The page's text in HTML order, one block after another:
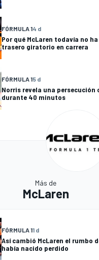
FÓRMULA 14 d
Por qué McLaren todavía no
trasero giratorio en carrera
FÓRMULA 15 d
Norris revela una persecución
durante 40 minutos
Más de
McLaren
FÓRMULA 11 d
Así cambió McLaren el rumbo
había nacido perdido